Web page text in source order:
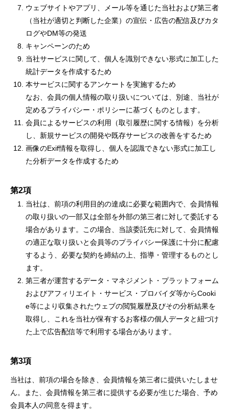
ウェブサイトやアプリ、メール等を通じた当社および第三者
（当社が適切と判断した企業）の宣伝・広告の配信及びカタ
ログやDM等の発送
キャンペーンのため
当社サービスに関して、個人を識別できない形式に加工した
統計データを作成するため
本サービスに関するアンケートを実施するため
なお、会員の個人情報の取り扱いについては、別途、当社が
定めるプライバシー・ポリシーに基づくものとします。
会員によるサービスの利用（取引履歴に関する情報）を分析
し、新規サービスの開発や既存サービスの改善をするため
画像のExif情報を取得し、個人を認識できない形式に加工し
た分析データを作成するため
第2項
当社は、前項の利用目的の達成に必要な範囲内で、会員情報
の取り扱いの一部又は全部を外部の第三者に対して委託する
場合があります。この場合、当該委託先に対して、会員情報
の適正な取り扱いと会員等のプライバシー保護に十分に配慮
するよう、必要な契約を締結の上、指導・管理するものとし
ます。
第三者が運営するデータ・マネジメント・プラットフォーム
およびアフィリエイト・サービス・プロバイダ等からCooki
e等により収集されたウェブの閲覧履歴及びその分析結果を
取得し、これを当社が保有するお客様の個人データと紐づけ
た上で広告配信等で利用する場合があります。
第3項
当社は、前項の場合を除き、会員情報を第三者に提供いたしませ
ん。また、会員情報を第三者に提供する必要が生じた場合、予め
会員本人の同意を得ます。